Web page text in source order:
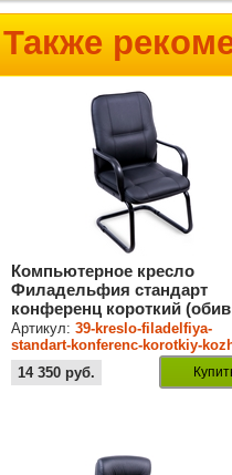
Также
Компьютерное кресло
Филадельфия стандарт
конференц короткий
натур.кожа)
Артикул:39-kreslo-filadelfiya-
standart-konferenc-korotkiy-
14 350 руб.